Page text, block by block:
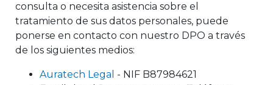
consulta o necesita asistencia sobre el
tratamiento de sus datos personales, puede
ponerse en contacto con nuestro DPO a través
de los siguientes medios:
Auratech Legal - NIF B87984621